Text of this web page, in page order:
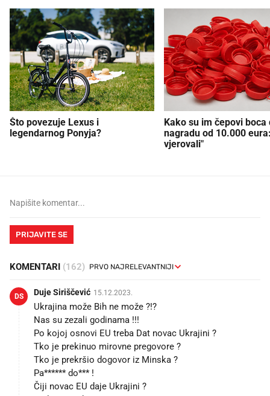
Što povezuje Lexus i
legendarnog Ponyja?
Kako su im čepovi boca
nagradu od 10.000
vjerovali"
PRIJAVITE SE
KOMENTARI (162)
DS Duje Siriščević 15.12.2023.
Ukrajina može Bih ne može ?!?
Nas su zezali godinama !!!
Po kojoj osnovi EU treba Dat novac Ukrajini ?
Tko je prekinuo mirovne pregovore ?
Tko je prekršio dogovor iz Minska ?
Pa****** do*** !
Čiji novac EU daje Ukrajini ?